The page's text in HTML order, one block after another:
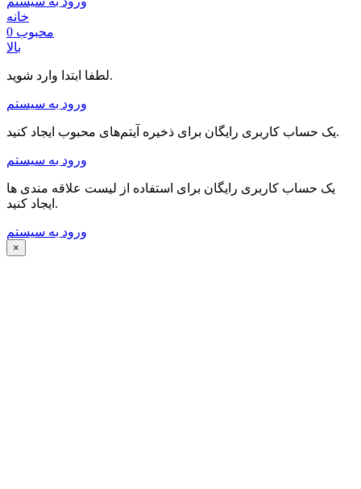
خانه
محبوب 0
بالا
لطفا ابتدا وارد شوید.
ورود به سیستم
یک حساب کاربری رایگان برای ذخیره آیتم‌های محبوب ایجاد کنید.
ورود به سیستم
یک حساب کاربری رایگان برای استفاده از لیست علاقه مندی ها
ایجاد کنید.
ورود به سیستم
×